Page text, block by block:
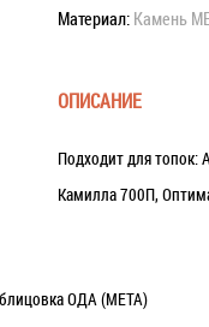
Материал: Камень
ОПИСАНИЕ
Подходит для
Камилла 700П,